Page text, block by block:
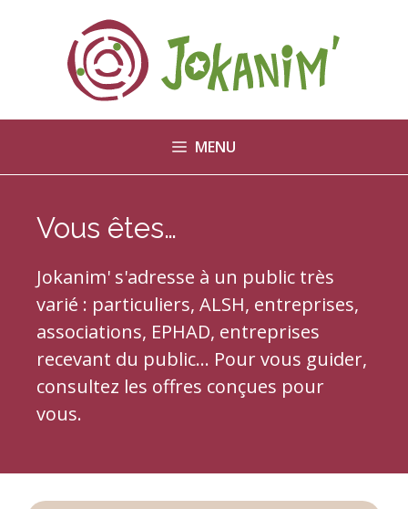
MENU
Vous êtes…
Jokanim' s'adresse à un public très
varié : particuliers, ALSH, entreprises,
associations, EPHAD, entreprises
recevant du public... Pour vous guider,
consultez les offres conçues pour
vous.